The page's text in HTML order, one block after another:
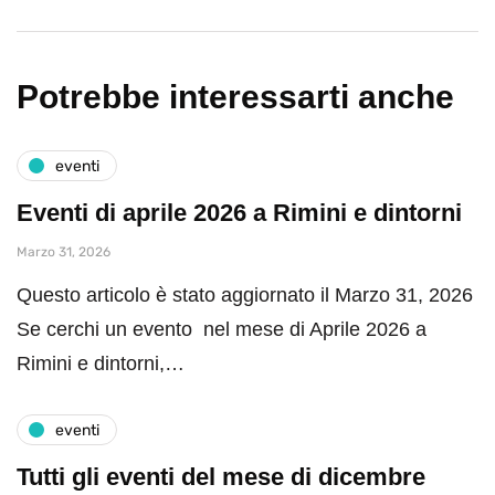
Potrebbe interessarti anche
eventi
Eventi di aprile 2026 a Rimini e dintorni
Marzo 31, 2026
Questo articolo è stato aggiornato il Marzo 31, 2026
Se cerchi un evento nel mese di Aprile 2026 a
Rimini e dintorni,…
eventi
Tutti gli eventi del mese di dicembre